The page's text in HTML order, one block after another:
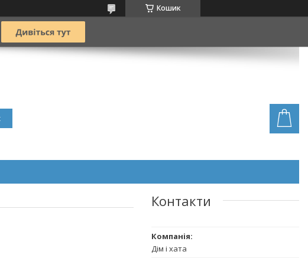
Кошик
Контакти
Дім і хата